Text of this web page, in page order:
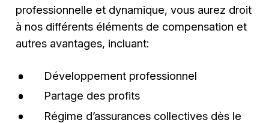
professionnelle et dynamique, vous aurez droit
à nos différents éléments de compensation et
autres avantages, incluant:
Développement professionnel
Partage des profits
Régime d’assurances collectives dès le